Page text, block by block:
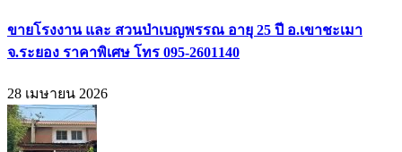
ขายโรงงาน และ สวนป่าเบญพรรณ อายุ 25 ปี อ.เขาชะเมา
จ.ระยอง ราคาพิเศษ โทร 095-2601140
28 เมษายน 2026